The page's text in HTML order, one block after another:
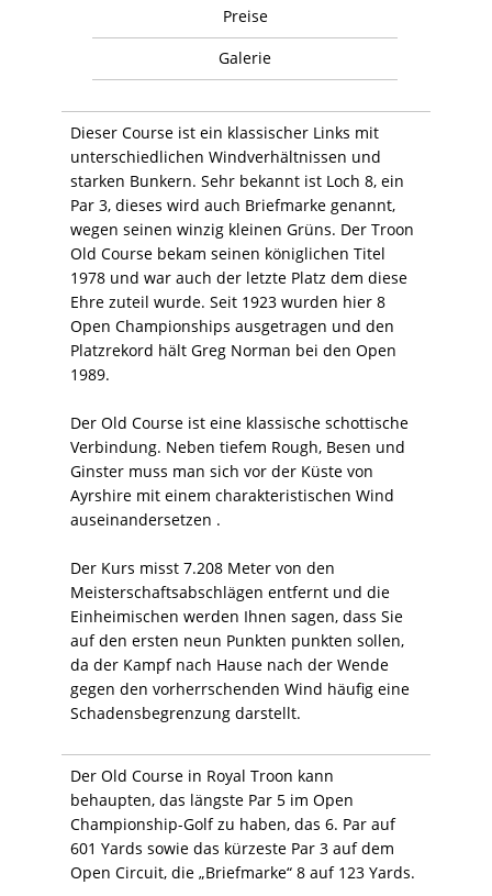
Preise
Galerie
Dieser Course ist ein klassischer Links mit
unterschiedlichen Windverhältnissen und
starken Bunkern. Sehr bekannt ist Loch 8, ein
Par 3, dieses wird auch Briefmarke genannt,
wegen seinen winzig kleinen Grüns. Der Troon
Old Course bekam seinen königlichen Titel
1978 und war auch der letzte Platz dem diese
Ehre zuteil wurde. Seit 1923 wurden hier 8
Open Championships ausgetragen und den
Platzrekord hält Greg Norman bei den Open
1989.
Der Old Course ist eine klassische schottische
Verbindung. Neben tiefem Rough, Besen und
Ginster muss man sich vor der Küste von
Ayrshire mit einem charakteristischen Wind
auseinandersetzen .
Der Kurs misst 7.208 Meter von den
Meisterschaftsabschlägen entfernt und die
Einheimischen werden Ihnen sagen, dass Sie
auf den ersten neun Punkten punkten sollen,
da der Kampf nach Hause nach der Wende
gegen den vorherrschenden Wind häufig eine
Schadensbegrenzung darstellt.
Der Old Course in Royal Troon kann
behaupten, das längste Par 5 im Open
Championship-Golf zu haben, das 6. Par auf
601 Yards sowie das kürzeste Par 3 auf dem
Open Circuit, die „Briefmarke“ 8 auf 123 Yards.